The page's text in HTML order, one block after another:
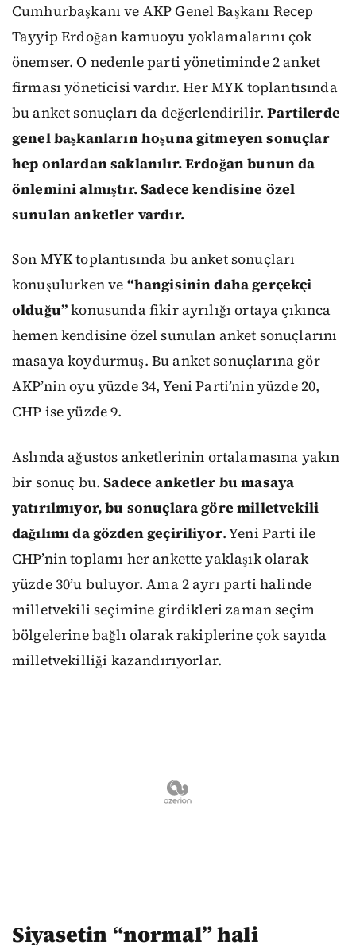
Cumhurbaşkanı ve AKP Genel Başkanı Recep
Tayyip Erdoğan kamuoyu yoklamalarını çok
önemser. O nedenle parti yönetiminde 2 anket
firması yöneticisi vardır. Her MYK toplantısında
bu anket sonuçları da değerlendirilir.Partilerde
genel başkanların hoşuna gitmeyen sonuçlar
hep onlardan saklanılır. Erdoğan bunun da
önlemini almıştır. Sadece kendisine özel
sunulan anketler vardır.
Son MYK toplantısında bu anket sonuçları
konuşulurken ve “hangisinin daha gerçekçi
olduğu”konusunda fikir ayrılığı ortaya çıkınca
hemen kendisine özel sunulan anket sonuçlarını
masaya koydurmuş. Bu anket sonuçlarına gör
AKP’nin oyu yüzde 34, Yeni Parti’nin yüzde 20,
CHP ise yüzde 9.
Aslında ağustos anketlerinin ortalamasına yakın
bir sonuç bu.Sadece anketler bu masaya
yatırılmıyor, bu sonuçlara göre milletvekili
dağılımı da gözden geçiriliyor. Yeni Parti ile
CHP’nin toplamı her ankette yaklaşık olarak
yüzde 30’u buluyor. Ama 2 ayrı parti halinde
milletvekili seçimine girdikleri zaman seçim
bölgelerine bağlı olarak rakiplerine çok sayıda
milletvekilliği kazandırıyorlar.
Siyasetin “normal” hali